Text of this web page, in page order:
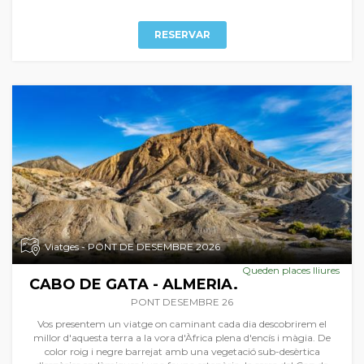
RESERVAR
Viatges - PONT DE DESEMBRE 2026
Queden places lliures
CABO DE GATA - ALMERIA.
PONT DESEMBRE 26
Vos presentem un viatge on caminant cada dia descobrirem el
millor d'aquesta terra a la vora d'Àfrica plena d'encís i màgia. De
color roig i negre barrejat amb una vegetació sub-desèrtica